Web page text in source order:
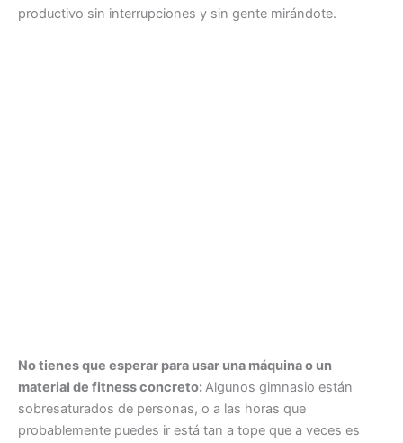
productivo sin interrupciones y sin gente mirándote.
No tienes que esperar para usar una máquina o un
material de fitness concreto:Algunos gimnasio están
sobresaturados de personas, o a las horas que
probablemente puedes ir está tan a tope que a veces es